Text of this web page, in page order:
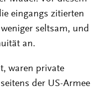
eingangs zitierten
seltsam, und
an.
waren private
der US-Armee